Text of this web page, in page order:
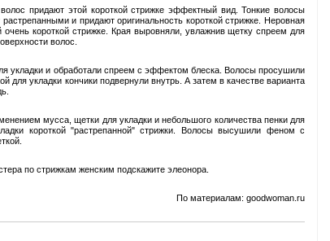
придают этой короткой стрижке эффектный вид. Тонкие волосы
и придают оригинальность короткой стрижке. Неровная
очень короткой стрижке. Края выровняли, увлажнив щетку спреем для
волос.
укладки и обработали спреем с эффектом блеска. Волосы просушили
укладки кончики подвернули внутрь. А затем в качестве варианта
мусса, щетки для укладки и небольшого количества пенки для
короткой "растрепанной" стрижки. Волосы высушили феном с
по стрижкам женским подскажите элеонора.
По материалам: goodwoman.ru